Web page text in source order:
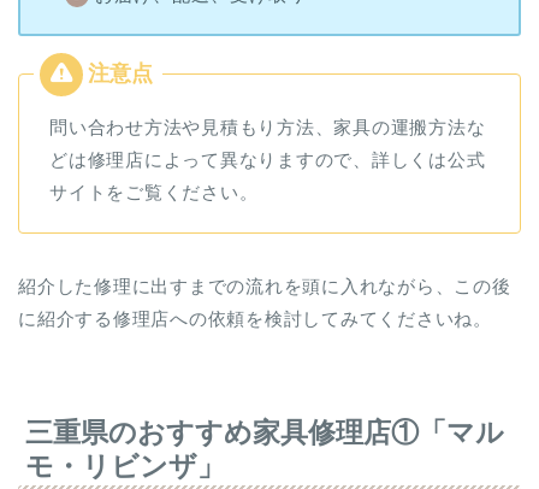
問い合わせ方法や見積もり方法、家具の運搬方法な
どは修理店によって異なりますので、詳しくは公式
サイトをご覧ください。
紹介した修理に出すまでの流れを頭に入れながら、この後
に紹介する修理店への依頼を検討してみてくださいね。
三重県のおすすめ家具修理店①「マル
モ・リビンザ」